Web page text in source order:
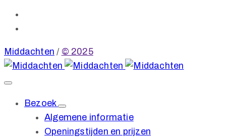
Middachten / © 2025
Bezoek
Algemene informatie
Openingstijden en prijzen